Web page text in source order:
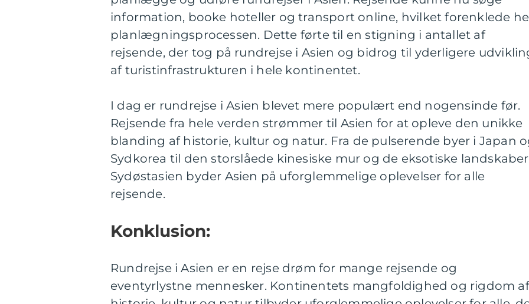
information, booke hoteller og transport online, hvilket forenklede
planlægningsprocessen. Dette førte til en stigning i antallet af
rejsende, der tog på rundrejse i Asien og bidrog til yderligere
af turistinfrastrukturen i hele kontinentet.
I dag er rundrejse i Asien blevet mere populært end nogensinde før.
Rejsende fra hele verden strømmer til Asien for at opleve den unikke
blanding af historie, kultur og natur. Fra de pulserende byer i Japan
Sydkorea til den storslåede kinesiske mur og de eksotiske
Sydøstasien byder Asien på uforglemmelige oplevelser for alle
rejsende.
Konklusion:
Rundrejse i Asien er en rejse drøm for mange rejsende og
eventyrlystne mennesker. Kontinentets mangfoldighed og rigdom af